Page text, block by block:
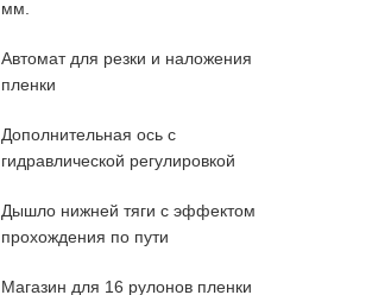
мм.
Автомат для резки и наложения
пленки
Дополнительная ось с
гидравлической регулировкой
Дышло нижней тяги с эффектом
прохождения по пути
Магазин для 16 рулонов пленки